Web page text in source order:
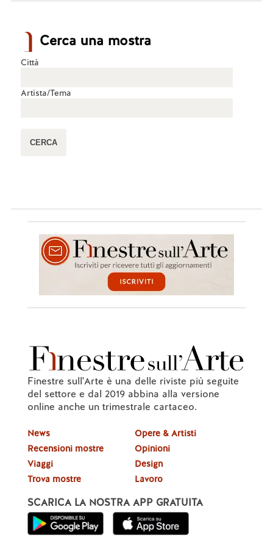
Cerca una mostra
Città
Artista/Tema
Finestre sull'Arte è una delle riviste più seguite
del settore e dal 2019 abbina alla versione
online anche un trimestrale cartaceo.
News
Recensioni mostre
Viaggi
Trova mostre
Opere & Artisti
Opinioni
Design
Lavoro
SCARICA LA NOSTRA APP GRATUITA